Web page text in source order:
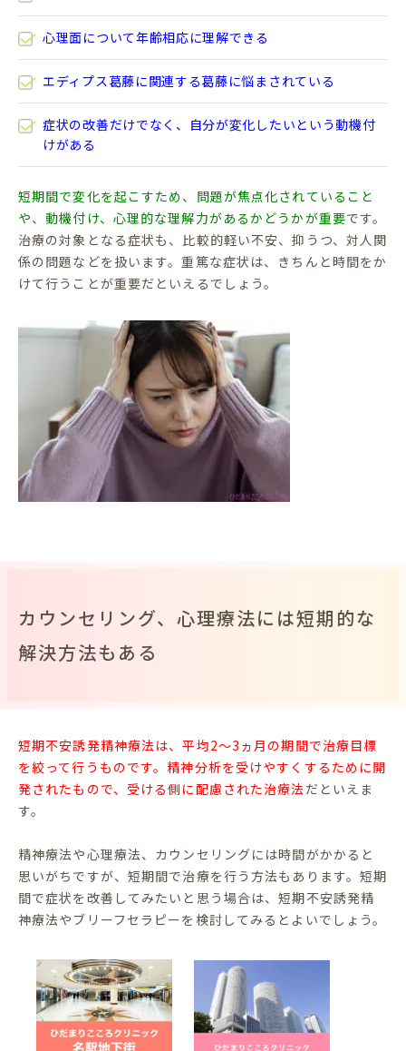
心理面について年齢相応に理解できる
エディプス葛藤に関連する葛藤に悩まされている
症状の改善だけでなく、自分が変化したいという動機付
けがある
短期間で変化を起こすため、問題が焦点化されていること
や、動機付け、心理的な理解力があるかどうかが重要です。
治療の対象となる症状も、比較的軽い不安、抑うつ、対人関
係の問題などを扱います。重篤な症状は、きちんと時間をか
けて行うことが重要だといえるでしょう。
カウンセリング、心理療法には短期的な
解決方法もある
短期不安誘発精神療法は、平均2～3ヵ月の期間で治療目標
を絞って行うものです。精神分析を受けやすくするために開
発されたもので、受ける側に配慮された治療法 だといえま
す。
精神療法や心理療法、カウンセリングには時間がかかると
思いがちですが、短期間で治療を行う方法もあります。短期
間で症状を改善してみたいと思う場合は、短期不安誘発精
神療法やブリーフセラピーを検討してみるとよいでしょう。